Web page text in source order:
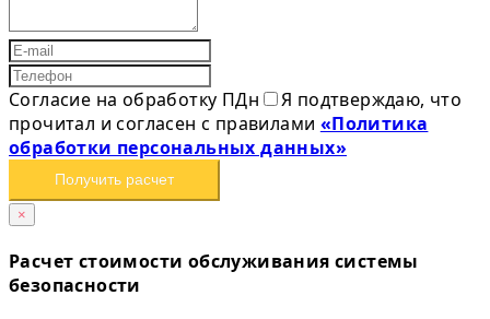
Согласие на обработку ПДн
Я подтверждаю, что
прочитал и согласен с правилами «Политика
обработки персональных данных»
Получить расчет
×
Расчет стоимости обслуживания системы
безопасности